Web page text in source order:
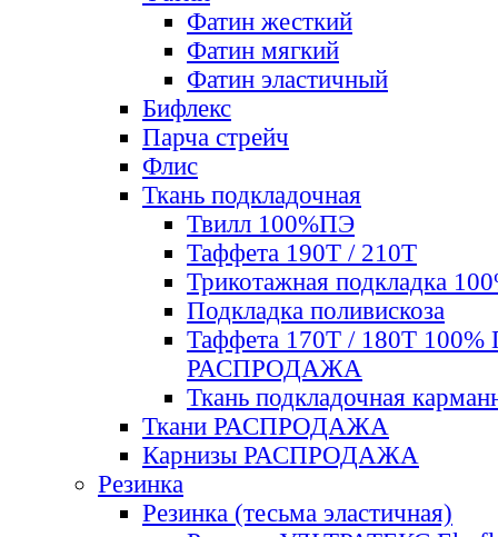
Фатин жесткий
Фатин мягкий
Фатин элаcтичный
Бифлекс
Парча стрейч
Флис
Ткань подкладочная
Твилл 100%ПЭ
Таффета 190Т / 210Т
Трикотажная подкладка
Подкладка поливискоза
Таффета 170Т / 180Т 100%
РАСПРОДАЖА
Ткань подкладочная
Ткани РАСПРОДАЖА
Карнизы РАСПРОДАЖА
Резинка
Резинка (тесьма эластичная)